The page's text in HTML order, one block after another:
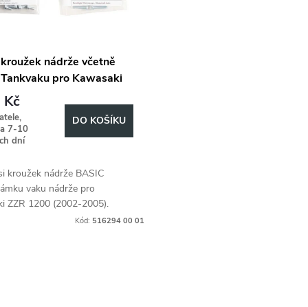
nádrže včetně
pro Kawasaki
(2002-2005)
Kč
7-10
dní
DO KOŠÍKU
kroužek nádrže BASIC
vaku nádrže pro
ZZR 1200 (2002-2005).
Kód: 516294 00 01